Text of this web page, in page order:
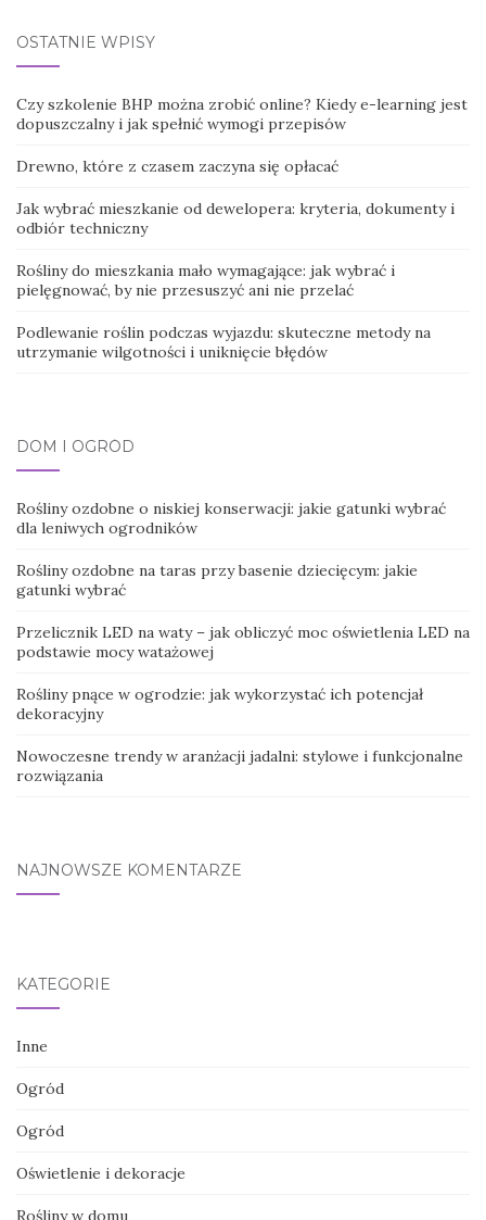
OSTATNIE WPISY
Czy szkolenie BHP można zrobić online? Kiedy e-learning jest
dopuszczalny i jak spełnić wymogi przepisów
Drewno, które z czasem zaczyna się opłacać
Jak wybrać mieszkanie od dewelopera: kryteria, dokumenty i
odbiór techniczny
Rośliny do mieszkania mało wymagające: jak wybrać i
pielęgnować, by nie przesuszyć ani nie przelać
Podlewanie roślin podczas wyjazdu: skuteczne metody na
utrzymanie wilgotności i uniknięcie błędów
DOM I OGRÓD
Rośliny ozdobne o niskiej konserwacji: jakie gatunki wybrać
dla leniwych ogrodników
Rośliny ozdobne na taras przy basenie dziecięcym: jakie
gatunki wybrać
Przelicznik LED na waty – jak obliczyć moc oświetlenia LED na
podstawie mocy watażowej
Rośliny pnące w ogrodzie: jak wykorzystać ich potencjał
dekoracyjny
Nowoczesne trendy w aranżacji jadalni: stylowe i funkcjonalne
rozwiązania
NAJNOWSZE KOMENTARZE
KATEGORIE
Inne
Ogród
Ogród
Oświetlenie i dekoracje
Rośliny w domu